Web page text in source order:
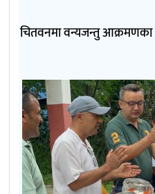
चितवनमा वन्यजन्तु आक्रमणका